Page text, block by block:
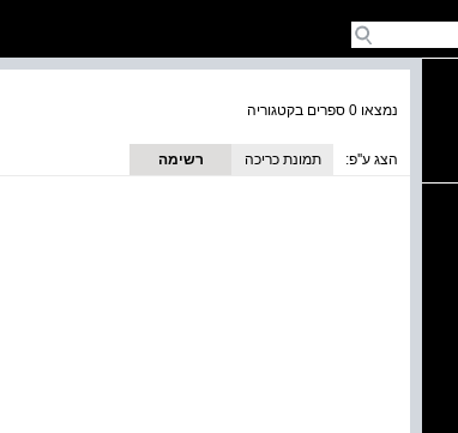
נמצאו 0 ספרים בקטגוריה
הצג ע''פ: תמונת כריכה רשימה